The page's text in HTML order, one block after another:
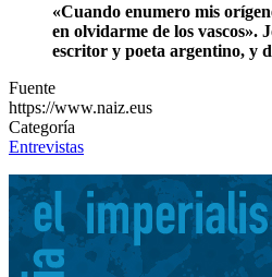
«Cuando enumero mis
en olvidarme de los vascos».
escritor y poeta argentino, y
Fuente
https://www.naiz.eus
Categoría
Entrevistas